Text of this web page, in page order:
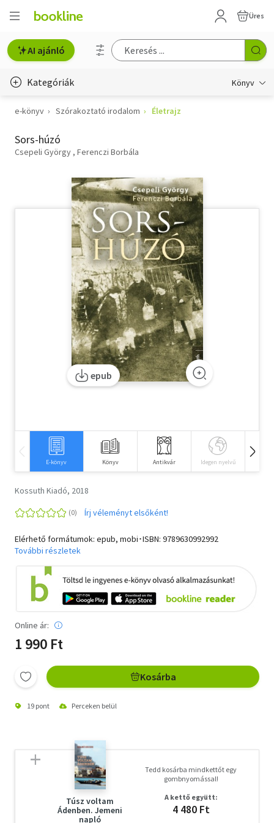
Üres
AI ajánló
Kategóriák Könyv
Életmód, egészség
Erotika
Hobbi, szabadidő
Szótár, nyelvkönyv
Tankönyv, segédkönyv
Társadalomtudomány
Természettudomány
e-könyv Szórakoztató irodalom Életrajz
Sors-húzó
Csepeli György Ferenczi Borbála
epub
E-könyv Könyv Antikvár Idegen nyelvű
Kossuth Kiadó, 2018
Írj véleményt elsőként!
Elérhető formátumok: epub, mobi･ISBN: 9789630992992
További részletek
Online ár:
1 990 Ft
Kosárba
19 pont Perceken belül
Túsz voltam
Ádenben. Jemeni
napló
Tedd kosárba mindkettőt egy
gombnyomással!
A kettő együtt:
4 480 Ft